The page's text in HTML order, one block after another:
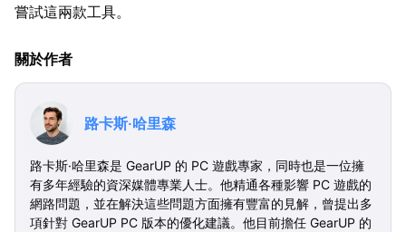
嘗試這兩款工具。
關於作者
路卡斯·哈里森
路卡斯·哈里森是 GearUP 的 PC 遊戲專家，同時也是一位擁
有多年經驗的資深媒體專業人士。他精通各種影響 PC 遊戲的
網路問題，並在解決這些問題方面擁有豐富的見解，曾提出多
項針對 GearUP PC 版本的優化建議。他目前擔任 GearUP 的